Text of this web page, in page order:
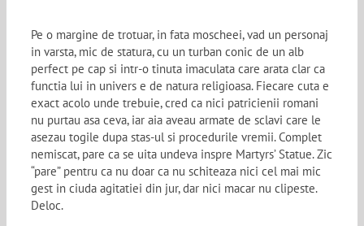
Pe o margine de trotuar, in fata moscheei, vad un personaj
in varsta, mic de statura, cu un turban conic de un alb
perfect pe cap si intr-o tinuta imaculata care arata clar ca
functia lui in univers e de natura religioasa. Fiecare cuta e
exact acolo unde trebuie, cred ca nici patricienii romani
nu purtau asa ceva, iar aia aveau armate de sclavi care le
asezau togile dupa stas-ul si procedurile vremii. Complet
nemiscat, pare ca se uita undeva inspre Martyrs’ Statue. Zic
“pare” pentru ca nu doar ca nu schiteaza nici cel mai mic
gest in ciuda agitatiei din jur, dar nici macar nu clipeste.
Deloc.